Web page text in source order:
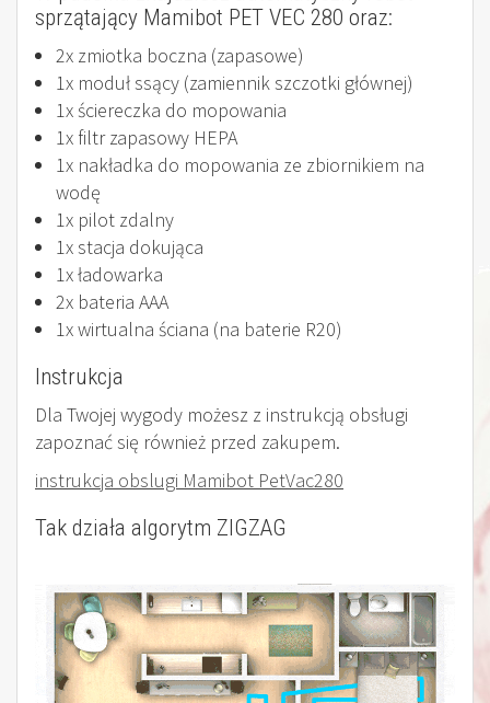
sprzątający Mamibot PET VEC 280 oraz:
2x zmiotka boczna (zapasowe)
1x moduł ssący (zamiennik szczotki głównej)
1x ściereczka do mopowania
1x filtr zapasowy HEPA
1x nakładka do mopowania ze zbiornikiem na
wodę
1x pilot zdalny
1x stacja dokująca
1x ładowarka
2x bateria AAA
1x wirtualna ściana (na baterie R20)
Instrukcja
Dla Twojej wygody możesz z instrukcją obsługi
zapoznać się również przed zakupem.
instrukcja obslugi Mamibot PetVac280
Tak działa algorytm ZIGZAG